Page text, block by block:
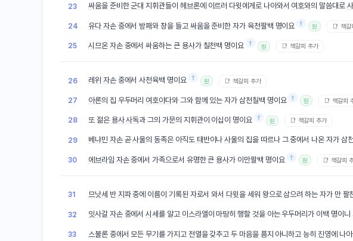
23 싸움을 준비한군대 지휘관들이 헤브론에 이르러 다윗에게로 나아와서 여호와의 말씀대로
24 유다 자손중에서 방패와 창을 들고 싸움을 준비한 자가 육천팔백 명이요 † 원 📑 책갈
25 시므온 자손중에서 싸움하는 큰 용사가 칠천백 명이요 † 원 📑 책갈피 추가
26 레위 자손중에서 사천육백 명이요 † 원 📑 책갈피 추가
27 아론의 집 우두머리 여호야다와 그와 함께 있는 자가 삼천칠백 명이요 † 원 📑 책갈피
28 또 젊은 용사사독과 그의 가문의 지휘관이 이십이 명이요 † 원 📑 책갈피 추가
29 베냐민 자손곧사울의동족은 아직도 태반이나사울의 집을 따르나 그 중에서 나온 자가 삼
30 에브라임 자손중에서 가족으로서 유명한 큰용사가 이만팔백 명이요 † 원 📑 책갈피
31 므낫세 반 지파중에 이름이 기록된 자로서 와서 다윗을 세워 왕으로 삼으려 하는 자가 만 팔
32 잇사갈 자손중에서시세를 알고 이스라엘이 마땅히 행할 것을 아는 우두머리가 이백 명이니
33 스불론중에서 모든 무기를 가지고 전열을 갖추고 두 마음을 품지 아니하고 능히 진영에 나